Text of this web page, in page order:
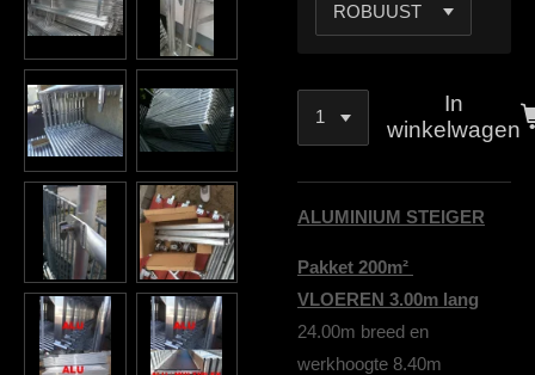
In
winkelwagen
ALUMINIUM STEIGER
Pakket 200m²
VLOEREN 3.00m lang
24.00m breed en
werkhoogte 8.40m